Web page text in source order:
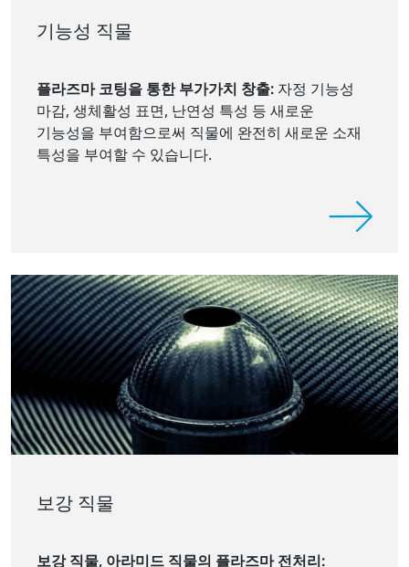
기능성 직물
플라즈마 코팅을 통한 부가가치 창출: 자정 기능성
마감, 생체활성 표면, 난연성 특성 등 새로운
기능성을 부여함으로써 직물에 완전히 새로운 소재
특성을 부여할 수 있습니다.
보강 직물
보강 직물, 아라미드 직물의 플라즈마 전처리: